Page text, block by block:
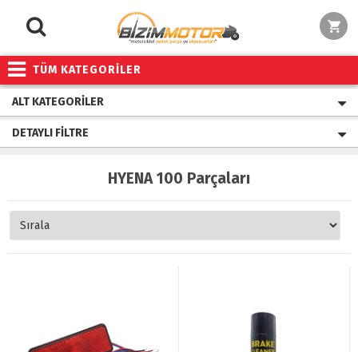
TÜM KATEGORİLER
ALT KATEGORILER
DETAYLI FILTRE
HYENA 100 Parçaları